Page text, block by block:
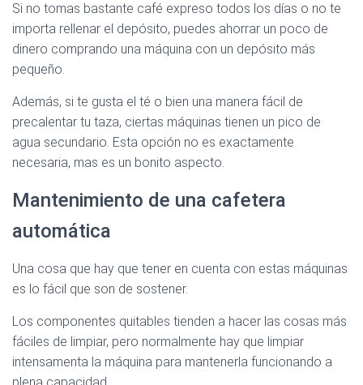
Si no tomas bastante café expreso todos los días o no te
importa rellenar el depósito, puedes ahorrar un poco de
dinero comprando una máquina con un depósito más
pequeño.
Además, si te gusta el té o bien una manera fácil de
precalentar tu taza, ciertas máquinas tienen un pico de
agua secundario. Esta opción no es exactamente
necesaria, mas es un bonito aspecto.
Mantenimiento de una cafetera
automática
Una cosa que hay que tener en cuenta con estas máquinas
es lo fácil que son de sostener.
Los componentes quitables tienden a hacer las cosas más
fáciles de limpiar, pero normalmente hay que limpiar
intensamenta la máquina para mantenerla funcionando a